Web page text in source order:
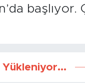
başlıyor.
Yükleniyor...